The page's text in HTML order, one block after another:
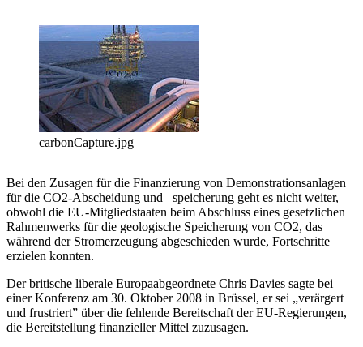
carbonCapture.jpg
Bei den Zusagen für die Finanzierung von Demonstrationsanlagen
für die CO2-Abscheidung und –speicherung geht es nicht weiter,
obwohl die EU-Mitgliedstaaten beim Abschluss eines gesetzlichen
Rahmenwerks für die geologische Speicherung von CO2, das
während der Stromerzeugung abgeschieden wurde, Fortschritte
erzielen konnten.
Der britische liberale Europaabgeordnete Chris Davies sagte bei
einer Konferenz am 30. Oktober 2008 in Brüssel, er sei „verärgert
und frustriert” über die fehlende Bereitschaft der EU-Regierungen,
die Bereitstellung finanzieller Mittel zuzusagen.